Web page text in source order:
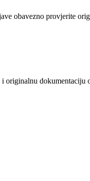
obavezno provjerite
originalnu dokumentaciju